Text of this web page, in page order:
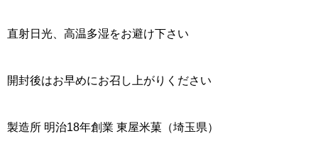
直射日光、高温多湿をお避け下さい
開封後はお早めにお召し上がりください
製造所 明治18年創業 東屋米菓（埼玉県）